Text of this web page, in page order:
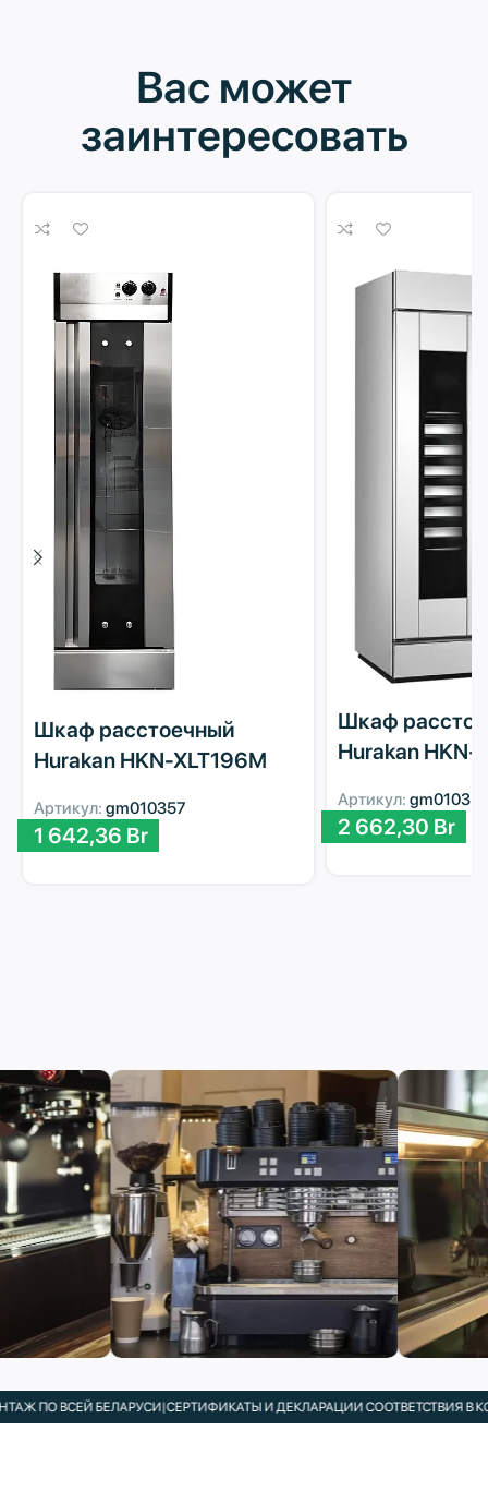
Вас может
заинтересовать
Шкаф расстоечный
Hurakan HKN-XLT196M
Артикул: gm010357
1 642,36 Br
Шкаф
Hurakan HKN-
Артикул:
2 662,30 Br
ВСЕЙ БЕЛАРУСИ|СЕРТИФИКАТЫ И ДЕКЛАРАЦИИ СООТВЕТСТВИЯ В